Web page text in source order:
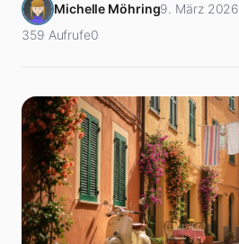
Michelle Möhring9. März 2026
359 Aufrufe0